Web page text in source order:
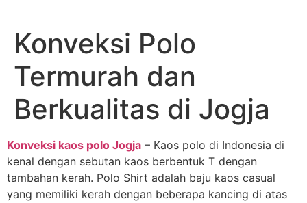
kontenKonveksi Polo
Termurah dan
Berkualitas di Jogja
Konveksi kaos polo Jogja – Kaos polo di Indonesia di
kenal dengan sebutan kaos berbentuk T dengan
tambahan kerah. Polo Shirt adalah baju kaos casual
yang memiliki kerah dengan beberapa kancing di atas